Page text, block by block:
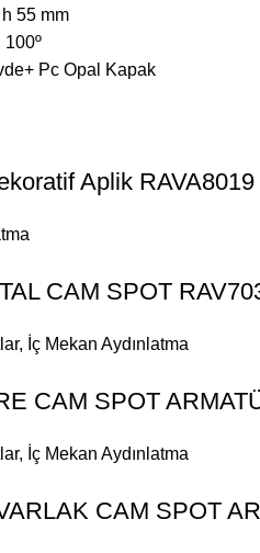
55 mm
100º
Pc Opal Kapak
Aplik RAVA8019
CAM SPOT
, İç Mekan Aydınlatma
CAM SPOT
, İç Mekan Aydınlatma
CAM SPOT